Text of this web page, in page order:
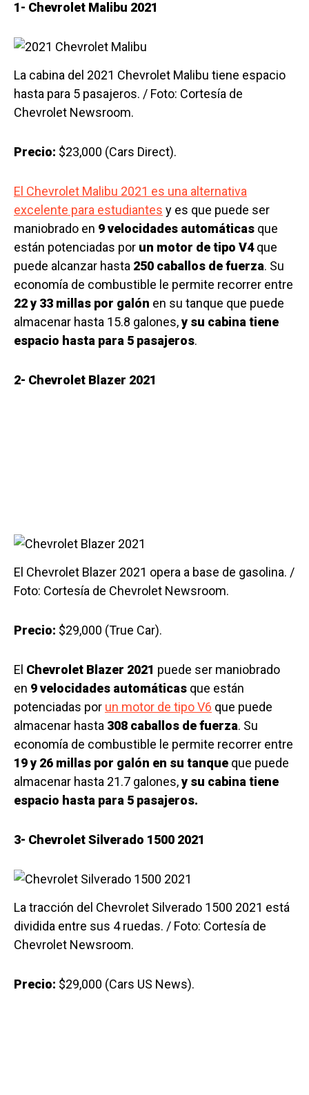
1- Chevrolet Malibu 2021
La cabina del 2021 Chevrolet Malibu tiene espacio
hasta para 5 pasajeros. / Foto: Cortesía de
Chevrolet Newsroom.
Precio: $23,000 (Cars Direct).
El Chevrolet Malibu 2021 es una alternativa
excelente para estudiantes y es que puede ser
maniobrado en 9 velocidades automáticas que
están potenciadas por un motor de tipo V4que
puede alcanzar hasta 250 caballos de fuerza. Su
economía de combustible le permite recorrer entre
22 y 33 millas por galón en su tanque que puede
almacenar hasta 15.8 galones,y su cabina tiene
espacio hasta para 5 pasajeros.
2- Chevrolet Blazer 2021
El Chevrolet Blazer 2021 opera a base de gasolina. /
Foto: Cortesía de Chevrolet Newsroom.
Precio: $29,000 (True Car).
El Chevrolet Blazer 2021 puede ser maniobrado
en 9 velocidades automáticas que están
potenciadas por un motor de tipo V6 que puede
almacenar hasta 308 caballos de fuerza. Su
economía de combustible le permite recorrer entre
19 y 26 millas por galón en su tanque que puede
almacenar hasta 21.7 galones,y su cabina tiene
espacio hasta para 5 pasajeros.
3- Chevrolet Silverado 1500 2021
La tracción del Chevrolet Silverado 1500 2021 está
dividida entre sus 4 ruedas. / Foto: Cortesía de
Chevrolet Newsroom.
Precio: $29,000 (Cars US News).